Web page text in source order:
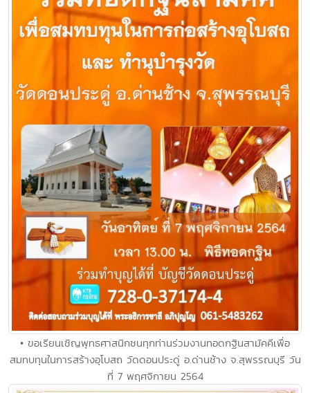
• ขอเรียนเชิญพุทธศาสนิกชนทุกท่านร่วมงานทอดกฐินสามัคคีเพื่อ
สมทบทุนในการสร้างอุโบสถ วัดดอนประดู่ อ.ด่านช้าง จ.สุพรรณบุรี วัน
ที่ 7 พฤศจิกายน 2564